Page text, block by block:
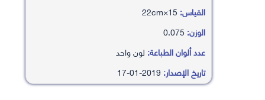
القياس:
الوزن:
عدد ألوان الطباعة: لون واحد
تاريخ الإصدار: